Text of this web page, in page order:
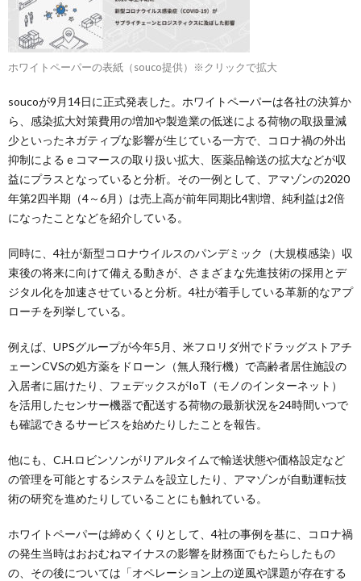
ホワイトペーパーの表紙（souco提供）※クリックで拡大
soucoが9月14日に正式発表した。ホワイトペーパーは各社の決算か
ら、感染拡大対策費用の増加や製造業の低迷による荷物の取扱量減
少といったネガティブな影響が生じている一方で、コロナ禍の外出
抑制によるｅコマースの取り扱い拡大、医薬品輸送の拡大などが収
益にプラスとなっていると分析。その一例として、アマゾンの2020
年第2四半期（4～6月）は売上高が前年同期比4割増、純利益は2倍
になったことなどを紹介している。
同時に、4社が新型コロナウイルスのパンデミック（大規模感染）収
束後の将来に向けて備える動きが、さまざまな先進技術の採用とデ
ジタル化を加速させていると分析。4社が着手している革新的なアプ
ローチを列挙している。
例えば、UPSグループが今年5月、米フロリダ州でドラッグストアチ
ェーンCVSの処方薬をドローン（無人飛行機）で高齢者居住施設の
入居者に届けたり、フェデックスがIoT（モノのインターネット）
を活用したセンサー機器で配送する荷物の最新状況を24時間いつで
も確認できるサービスを始めたりしたことを報告。
他にも、C.H.ロビンソンがリアルタイムで輸送状態や価格設定など
の管理を可能とするシステムを設立したり、アマゾンが自動運転技
術の研究を進めたりしていることにも触れている。
ホワイトペーパーは締めくくりとして、4社の事例を基に、コロナ禍
の発生当時はおおむねマイナスの影響を財務面でもたらしたもの
の、その後については「オペレーション上の逆風や課題が存在する